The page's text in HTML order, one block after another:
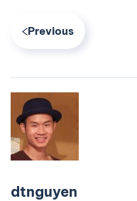
Previous
dtnguyen